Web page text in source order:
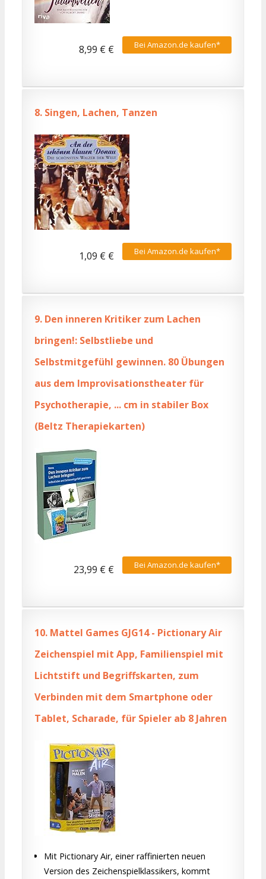
Bei Amazon.de kaufen*
8,99 € €
8. Singen, Lachen, Tanzen
Bei Amazon.de kaufen*
1,09 € €
9. Den inneren Kritiker zum Lachen
bringen!: Selbstliebe und
Selbstmitgefühl gewinnen. 80 Übungen
aus dem Improvisationstheater für
Psychotherapie, ... cm in stabiler Box
(Beltz Therapiekarten)
Bei Amazon.de kaufen*
23,99 € €
10. Mattel Games GJG14 - Pictionary Air
Zeichenspiel mit App, Familienspiel mit
Lichtstift und Begriffskarten, zum
Verbinden mit dem Smartphone oder
Tablet, Scharade, für Spieler ab 8 Jahren
Mit Pictionary Air, einer raffinierten neuen
Version des Zeichenspielklassikers, kommt